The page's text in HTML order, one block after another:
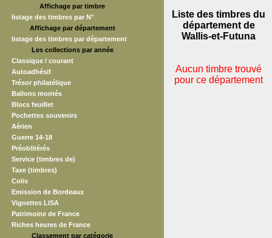
Affichage par timbre
listage des timbres par N°
Affichage par département
listage des timbres par département
Les collections par année
Classique / courant
Autoadhésif
Trésor philatélique
Ballons montés
Blocs feuillet
Pochettes souvenirs
Aérien
Guerre 14-18
Préoblitérés
Service (timbres de)
Taxe (timbres)
Colis
Emission de Bordeaux
Vignettes LISA
Patrimoine de France
Riches heures de France
Classement par catégorie
Liste des timbres du
département de
Wallis-et-Futuna
Aucun timbre trouvé
pour ce département